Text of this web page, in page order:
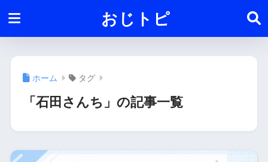
おじトピ
ホーム タグ
「石田さんち」の記事一覧